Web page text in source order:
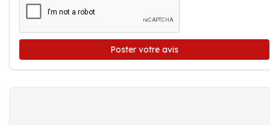
Poster votre avis